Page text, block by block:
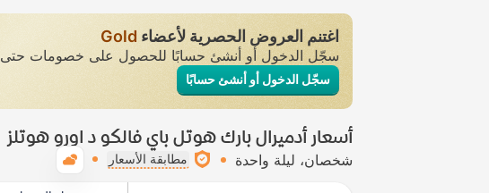
اغتنم العروض الحصرية لأعضاء Gold
سجّل الدخول أو أنشئ حسابًا للحصول على خصومات حتى
سجّل الدخول أو أنشئ حسابًا
أسعار أدميرال بارك هوتل باي فالكو د اورو هوتلز
شخصان ليلة واحدة مطابقة الأسعار